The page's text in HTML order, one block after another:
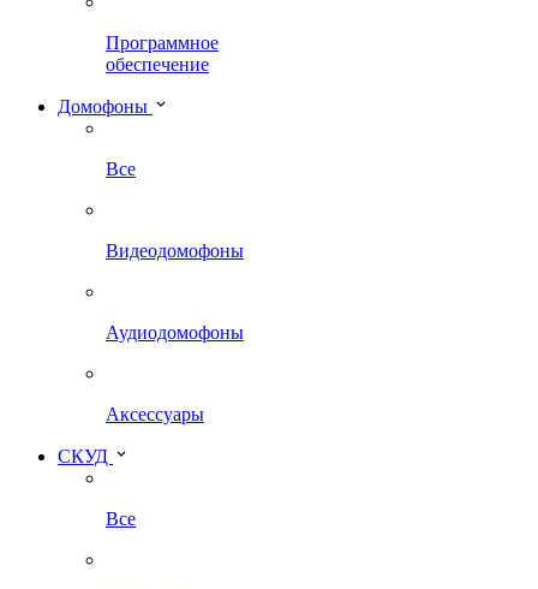
Программное
обеспечение
Домофоны
Все
Видеодомофоны
Аудиодомофоны
Аксессуары
СКУД
Все